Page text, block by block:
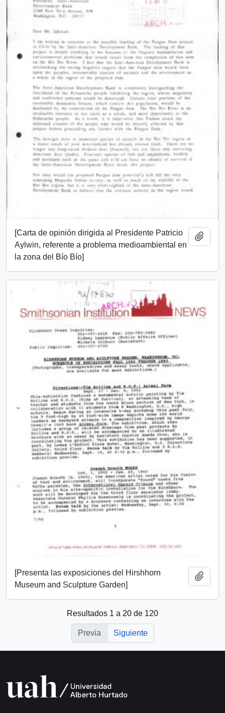
[Carta de opinión dirigida al Presidente Patricio
Aylwin, referente a problema medioambiental en
la zona del Bío Bío]
[Presenta las exposiciones del Hirshhorn
Museum and Sculpture Garden]
Resultados 1 a 20 de 120
Previa Siguiente